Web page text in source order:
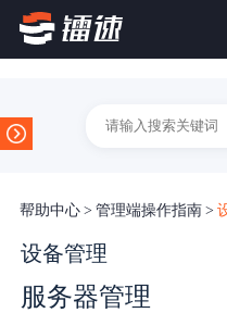
跨网文件交换系统
应用场景解决方案
价格
帮助中心 > 管理端操作指南 >
设备管理
服务器管理